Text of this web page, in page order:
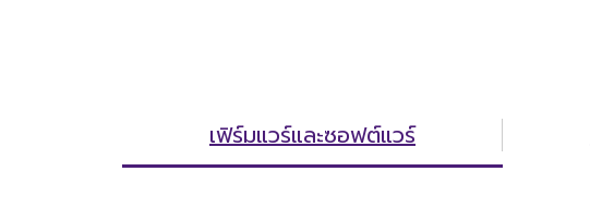
เฟิร์มแวร์และซอฟต์แวร์